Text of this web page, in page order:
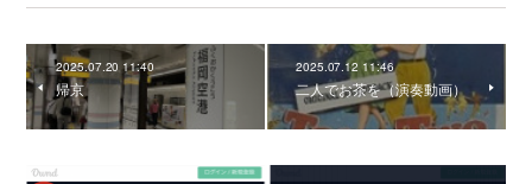
2025.07.20 11:40
帰京
2025.07.12 11:46
二人でお茶を（演奏動画）